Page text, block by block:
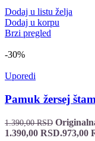
Dodaj u listu želja
Dodaj u korpu
Brzi pregled
-30%
Uporedi
Pamuk žersej
1.390,00RSD
1.390,00 RSD.973,00